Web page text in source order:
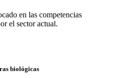
en las competencias
el sector actual.
biológicas